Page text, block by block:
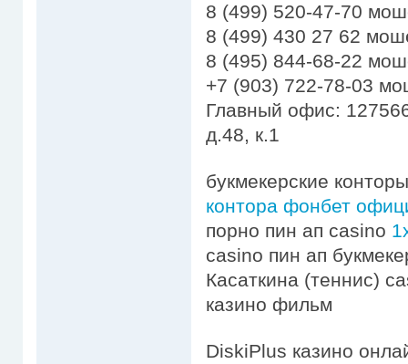
8 (499) 520-47-70
8 (499) 430 27 62
8 (495) 844-68-22
+7 (903) 722-78-03
Главный офис:
д.48, к.1
букмекерские
контора фонбет
порно пин ап casino
casino пин ап
Касаткина (теннис)
казино фильм
DiskiPlus казино